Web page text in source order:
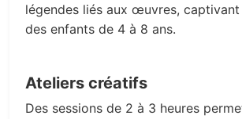
légendes liés aux œuvres, captivant
des enfants de 4 à 8 ans.
Ateliers créatifs
Des sessions de 2 à 3 heures